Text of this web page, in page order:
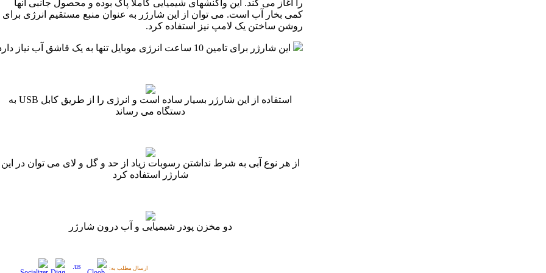
را آغاز می کند. این واکنشهای شیمیایی کاملا پاک بوده و محصول جانبی آنها
کمی بخار آب است. می توان از این شارژر به عنوان منبع مستقیم انرژی برای
روشن ساختن یک لامپ نیز استفاده کرد.
این شارژر برای تامین 10 ساعت انرژی موبایل تنها به یک قاشق آب نیاز دارد
استفاده از این شارژر بسیار ساده است و انرژی را از طریق کابل USB به
دستگاه می رساند
از هر نوع آبی به شرط نداشتن رسوبات زیاد از حد و گل و لای می توان در این
شارژر استفاده کرد
دو مخزن پودر شیمیایی و آب درون شارژر
ارسال مطلب به: